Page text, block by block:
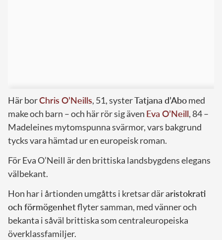
Här borChris O’Neills, 51, systerTatjana d’Abomed
make och barn – och här rör sig även Eva O’Neill, 84 –
Madeleines mytomspunna svärmor, vars bakgrund
tycks vara hämtad ur en europeisk roman.
För Eva O’Neill är den brittiska landsbygdens elegans
välbekant.
Hon har i årtionden umgåtts i kretsar däraristokrati
och förmögenhetflyter samman, med vänner och
bekanta i såväl brittiska som centraleuropeiska
överklassfamiljer.